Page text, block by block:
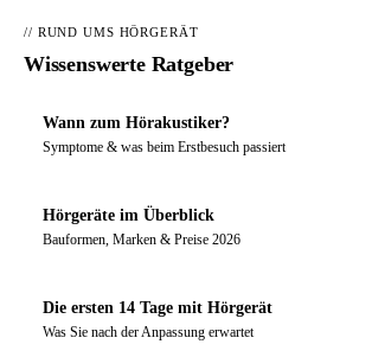
// RUND UMS HÖRGERÄT
Wissenswerte Ratgeber
Wann zum Hörakustiker?
Symptome & was beim Erstbesuch passiert
Hörgeräte im Überblick
Bauformen, Marken & Preise 2026
Die ersten 14 Tage mit Hörgerät
Was Sie nach der Anpassung erwartet